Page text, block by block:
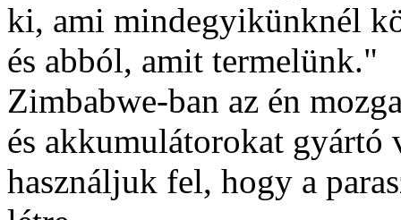
ki, ami mindegyikünknél
és abból, amit termelünk."
Zimbabwe-ban az én
és akkumulátorokat gyártó
használjuk fel, hogy a